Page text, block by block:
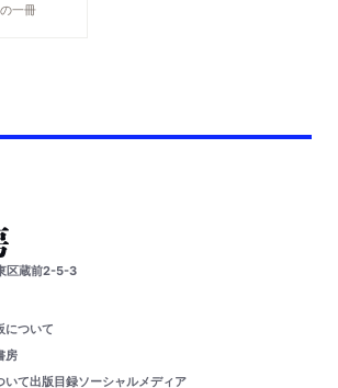
一冊
区蔵前2-5-3
について
房
いて出版目録ソーシャルメディア